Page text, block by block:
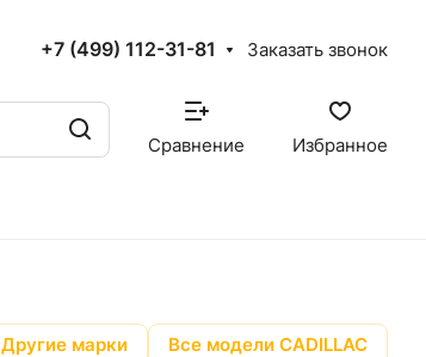
+7 (499) 112-31-81 Заказать звонок
Сравнение Избранное
Другие марки Все модели CADILLAC